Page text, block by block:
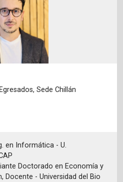
Sede Chillán
en Informática - U.
Doctorado en Economía y
Docente - Universidad del Bio